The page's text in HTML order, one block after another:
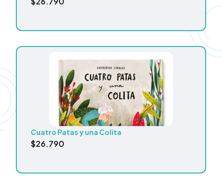
Cuatro Patas y una Colita
$26.790